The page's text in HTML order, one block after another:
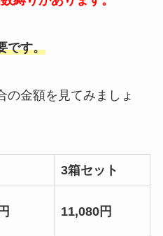
です。
の金額を見てみましょ
3箱セット
11,080円